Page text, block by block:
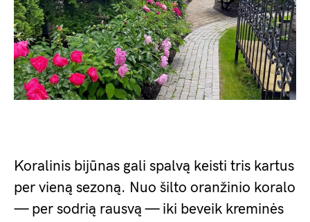
Koralinis bijūnas gali spalvą keisti tris kartus
per vieną sezoną. Nuo šilto oranžinio koralo
— per sodrią rausvą — iki beveik kreminės